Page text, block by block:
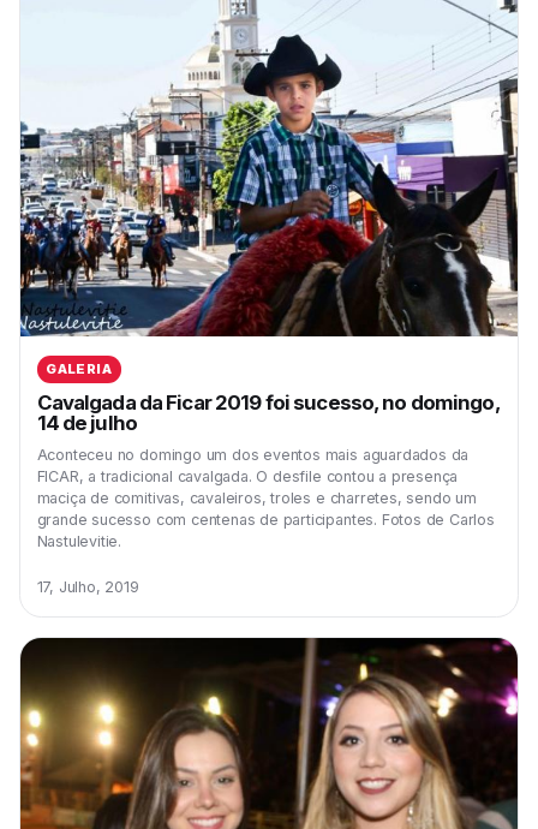
GALERIA
Cavalgada da Ficar 2019 foi sucesso, no domingo,
14 de julho
Aconteceu no domingo um dos eventos mais aguardados da
FICAR, a tradicional cavalgada. O desfile contou a presença
maciça de comitivas, cavaleiros, troles e charretes, sendo um
grande sucesso com centenas de participantes. Fotos de Carlos
Nastulevitie.
17, Julho, 2019